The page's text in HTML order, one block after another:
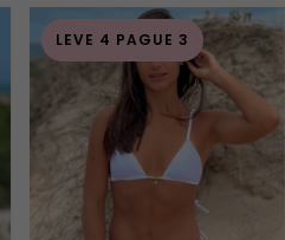
LEVE 4 PAGUE 3